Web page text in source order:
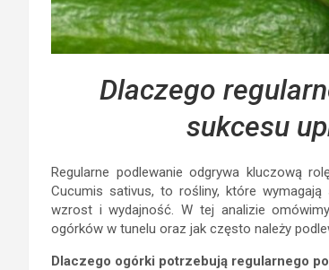
Dlaczego
sukcesu
Regularne podlewanie odgrywa kluczową
Cucumis sativus, to rośliny, które
wzrost i wydajność. W tej analizie
ogórków w tunelu oraz jak często należy
Dlaczego ogórki potrzebują regularnego